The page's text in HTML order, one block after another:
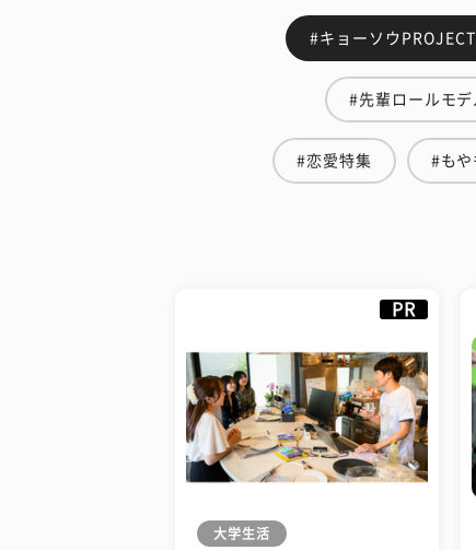
#キョーソウPROJECT
#先輩ロールモデ
#恋愛特集 #もや
PR
大学生活